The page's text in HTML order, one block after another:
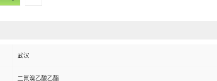
武汉
二氟溴乙酸乙酯